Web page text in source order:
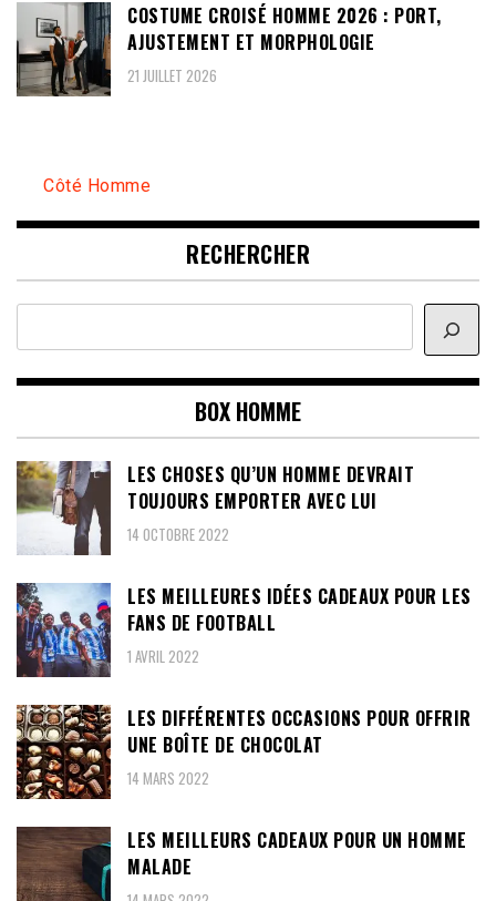
COSTUME CROISÉ HOMME 2026 : PORT,
AJUSTEMENT ET MORPHOLOGIE
21 JUILLET 2026
Côté Homme
RECHERCHER
Rechercher
BOX HOMME
LES CHOSES QU’UN HOMME DEVRAIT
TOUJOURS EMPORTER AVEC LUI
14 OCTOBRE 2022
LES MEILLEURES IDÉES CADEAUX POUR LES
FANS DE FOOTBALL
1 AVRIL 2022
LES DIFFÉRENTES OCCASIONS POUR OFFRIR
UNE BOÎTE DE CHOCOLAT
14 MARS 2022
LES MEILLEURS CADEAUX POUR UN HOMME
MALADE